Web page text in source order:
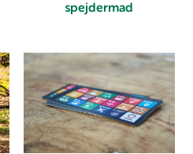
spejdermad